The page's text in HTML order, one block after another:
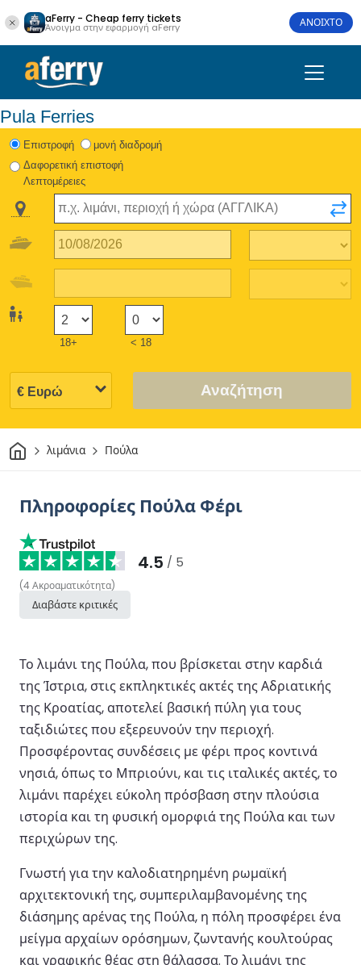
aFerry - Cheap ferry tickets
Άνοιγμα στην εφαρμογή aFerry ΑΝΟΙΧΤΟ
Pula Ferries
Eπιστροφή
μονή διαδρομή
Δαφορετική επιστοφή
Λεπτομέρειες
18+ < 18
Αναζήτηση
Σπίτιλιμάνια Πούλα
Πληροφορίες Πούλα Φέρι
4.5 / 5
(4 Ακροαματικότητα)
Διαβάστε κριτικές
Το λιμάνι της Πούλα, που βρίσκεται στην καρδιά
της Ίστρια, στις εκπληκτικές ακτές της Αδριατικής
της Κροατίας, αποτελεί βασική πύλη για τους
ταξιδιώτες που εξερευνούν την περιοχή.
Προσφέροντας συνδέσεις με φέρι προς κοντινά
νησιά, όπως το Μπριούνι, και τις ιταλικές ακτές, το
λιμάνι παρέχει εύκολη πρόσβαση στην πλούσια
ιστορία και τη φυσική ομορφιά της Πούλα και των
περιχώρων της.
Γνωστή για την καλοδιατηρημένη ρωμαϊκή
αρχιτεκτονική της, συμπεριλαμβανομένης της
διάσημης αρένας της Πούλα, η πόλη προσφέρει ένα
μείγμα αρχαίων ορόσημων, ζωντανής κουλτούρας
και γραφικής θέας στη θάλασσα. Το λιμάνι της